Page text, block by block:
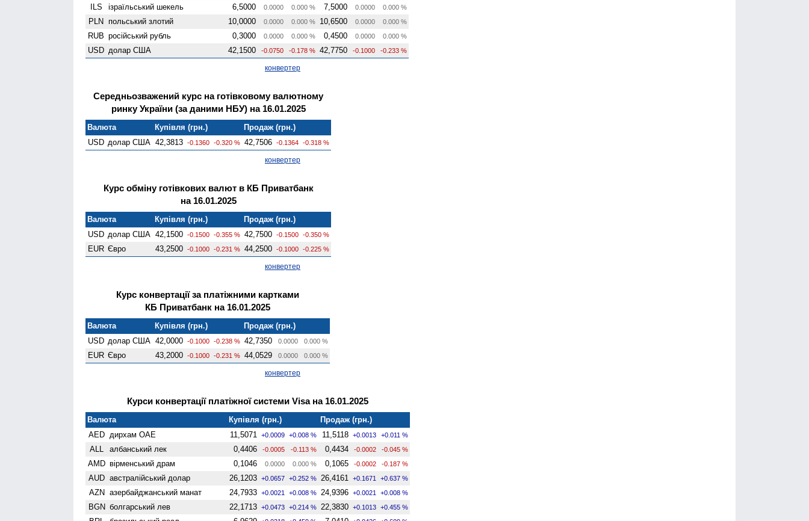
ILS ізраїльський шекель 6,5000 0.0000 0.000 % 7,5000 0.0000 0.000 %
PLN польський злотий 10,0000 0.0000 0.000 % 10,6500 0.0000 0.000 %
RUB російський рубль 0,3000 0.0000 0.000 % 0,4500 0.0000 0.000 %
USD долар США 42,1500 -0.0750 -0.178 % 42,7750 -0.1000 -0.233 %
конвертер
Середньозважений курс на готівковому валютному
ринку України (за даними НБУ) на 16.01.2025
Валюта Купівля (грн.)
Продаж (грн.)
USD долар США 42,3813 -0.1360 -0.320 % 42,7506 -0.1364 -0.318 %
конвертер
Курс обміну готівкових валют в КБ Приватбанк
на 16.01.2025
Валюта Купівля (грн.)
Продаж (грн.)
USD долар США 42,1500 -0.1500 -0.355 % 42,7500 -0.1500 -0.350 %
EUR Євро 43,2500 -0.1000 -0.231 % 44,2500 -0.1000 -0.225 %
конвертер
Курс конвертації за платіжними картками
КБ Приватбанк на 16.01.2025
Валюта Купівля (грн.)
Продаж (грн.)
USD долар США 42,0000 -0.1000 -0.238 % 42,7350 0.0000 0.000 %
EUR Євро 43,2000 -0.1000 -0.231 % 44,0529 0.0000 0.000 %
конвертер
Курси конвертації платіжної системи Visa на 16.01.2025
Валюта Купівля (грн.)
Продаж (грн.)
AED дирхам ОАЕ 11,5071 +0.0009 +0.008 % 11,5118 +0.0013 +0.011 %
ALL албанський лек 0,4406 -0.0005 -0.113 % 0,4434 -0.0002 -0.045 %
AMD вiрменський драм 0,1046 0.0000 0.000 % 0,1065 -0.0002 -0.187 %
AUD австралійський долар 26,1203 +0.0657 +0.252 % 26,4161 +0.1671 +0.637 %
AZN азербайджанський манат 24,7933 +0.0021 +0.008 % 24,9396 +0.0021 +0.008 %
BGN болгарський лев 22,1713 +0.0473 +0.214 % 22,3830 +0.1013 +0.455 %